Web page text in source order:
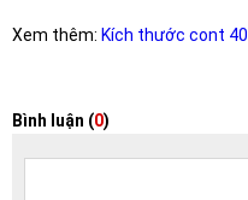
Xem thêm: Kích thước cont 40
Bình luận (0)